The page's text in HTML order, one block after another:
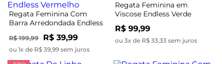
Regata Feminina Com
Barra Arredondada Endless
R$ 199,99 R$ 39,99
ou 1x de R$ 39,99 sem juros
Regata Feminina em
Viscose Endless Verde
R$ 99,99
ou 3x de R$ 33,33 sem juros